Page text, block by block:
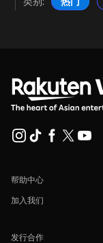
帮助中心
加入我们
发行合作